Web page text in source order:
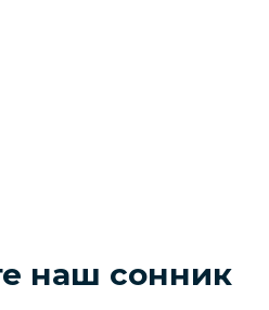
наш сонник